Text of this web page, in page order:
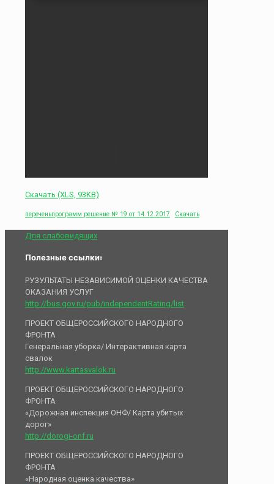
Скачать (XLS, 93KB)
переченьпрограмм решение № 19 от 14.12.2017 Скачать
Для слабовидящих
Полезные ссылки:
РУЗУЛЬТАТЫ НЕЗАВИСИМОЙ ОЦЕНКИ КАЧЕСТВА
ОКАЗАНИЯ УСЛУГ
http://bus.gov.ru/pub/independentRating/list
ПРОЕКТ ОБЩЕРОССИЙСКОГО НАРОДНОГО
ФРОНТА
Генеральная уборка/ Интерактивная карта
свалок
http://www.kartasvalok.ru
ПРОЕКТ ОБЩЕРОССИЙСКОГО НАРОДНОГО
ФРОНТА
«Дорожная инспекция ОНФ/ Карта убитых
дорог»
http://dorogi-onf.ru
ПРОЕКТ ОБЩЕРОССИЙСКОГО НАРОДНОГО
ФРОНТА
«Народная оценка качества»